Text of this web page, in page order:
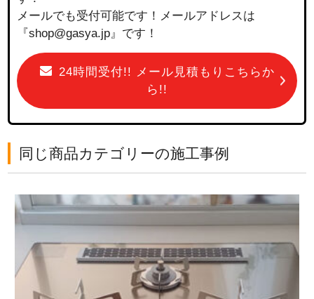
メールでも受付可能です！メールアドレスは
『shop@gasya.jp』です！
24時間受付!! メール見積もりこちらか
ら!!
同じ商品カテゴリーの施工事例